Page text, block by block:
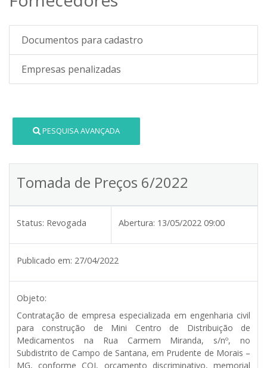
Documentos para cadastro
Empresas penalizadas
PESQUISA AVANÇADA
Tomada de Preços 6/2022
Status: Revogada Abertura: 13/05/2022 09:00
Publicado em: 27/04/2022
Objeto:
Contratação de empresa especializada em engenharia civil
para construção de Mini Centro de Distribuição de
Medicamentos na Rua Carmem Miranda, s/nº, no
Subdistrito de Campo de Santana, em Prudente de Morais –
MG, conforme CQI, orçamento discriminativo, memorial